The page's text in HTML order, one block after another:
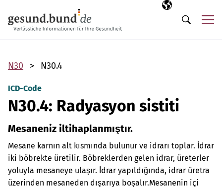
Seçili dil
TR
Arama
N30 N30.4
ICD-Code
N30.4: Radyasyon sistiti
Mesaneniz iltihaplanmıştır.
Mesane karnın alt kısmında bulunur ve idrarı toplar. İdrar
iki böbrekte üretilir. Böbreklerden gelen idrar, üreterler
yoluyla mesaneye ulaşır. İdrar yapıldığında, idrar üretra
üzerinden mesaneden dışarıya boşalır.Mesanenin içi